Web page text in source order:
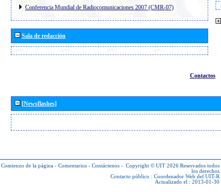
Conferencia Mundial de Radiocomunicaciones 2007 (CMR-07)
Sala de redacción
Contactos
[Newsflashes]
Comienzo de la página - Comentarios - Contáctenos - Copyright © UIT 2026 Reservados todos
los derechos
Contacto público : Coordenador Web del UIT-R
Actualizado el : 2013-01-30